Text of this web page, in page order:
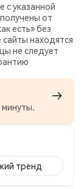
с указанной
от
есть» без
находятся
не следует
минуты.
тренд